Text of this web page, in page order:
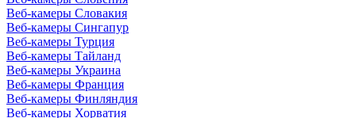
Веб-камеры Словакия
Веб-камеры Сингапур
Веб-камеры Турция
Веб-камеры Тайланд
Веб-камеры Украина
Веб-камеры Франция
Веб-камеры Финляндия
Веб-камеры Хорватия